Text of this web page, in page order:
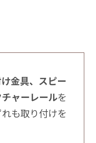
金具、スピー
ャーレールを
も取り付けを